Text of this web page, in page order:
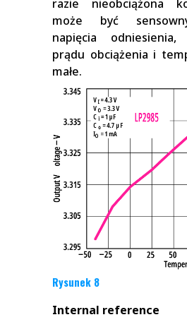
razie nieobciążona
może być
napięcia
prądu obciążenia i
małe.
Rysunek 8
Internal reference